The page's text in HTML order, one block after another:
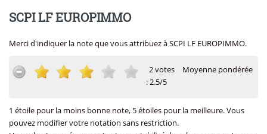
SCPI LF EUROPIMMO
Merci d'indiquer la note que vous attribuez à SCPI LF EUROPIMMO.
2 votes
Moyenne pondérée
: 2.5/5
1 étoile pour la moins bonne note, 5 étoiles pour la meilleure. Vous
pouvez modifier votre notation sans restriction.